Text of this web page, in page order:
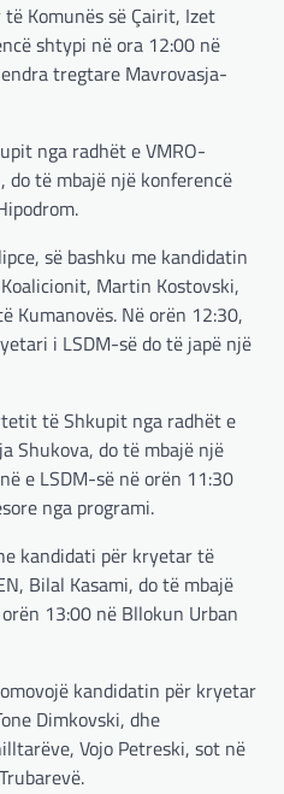
Komunës së Çairit, Izet
shtypi në ora 12:00 në
tregtare Mavrovasja-
nga radhët e VMRO-
do të mbajë një konferencë
së bashku me kandidatin
Martin Kostovski,
Kumanovës. Në orën 12:30,
i LSDM-së do të japë një
të Shkupit nga radhët e
Shukova, do të mbajë një
e LSDM-së në orën 11:30
nga programi.
kandidati për kryetar të
Bilal Kasami, do të mbajë
13:00 në Bllokun Urban
kandidatin për kryetar
Dimkovski, dhe
Vojo Petreski, sot në